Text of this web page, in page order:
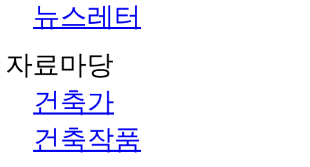
뉴스레터
자료마당
건축가
건축작품